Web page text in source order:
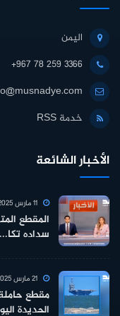
اليمن
+967 78 259 3366
خدمة RSS
الأخبار الشائعة
المقطع
سداده تكا...
مقطع
الحديدة